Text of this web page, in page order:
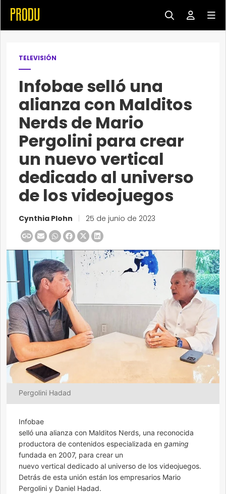
TELEVISIÓN
Infobae selló una
alianza con Malditos
Nerds de Mario
Pergolini para crear
un nuevo vertical
dedicado al universo
de los videojuegos
Cynthia Plohn 25 de junio de 2023
Pergolini Hadad
Infobae
selló una alianza con Malditos Nerds, una reconocida
productora de contenidos especializada en gaming
fundada en 2007, para crear un
nuevo vertical dedicado al universo de los videojuegos.
Detrás de esta unión están los empresarios Mario
Pergolini y Daniel Hadad.